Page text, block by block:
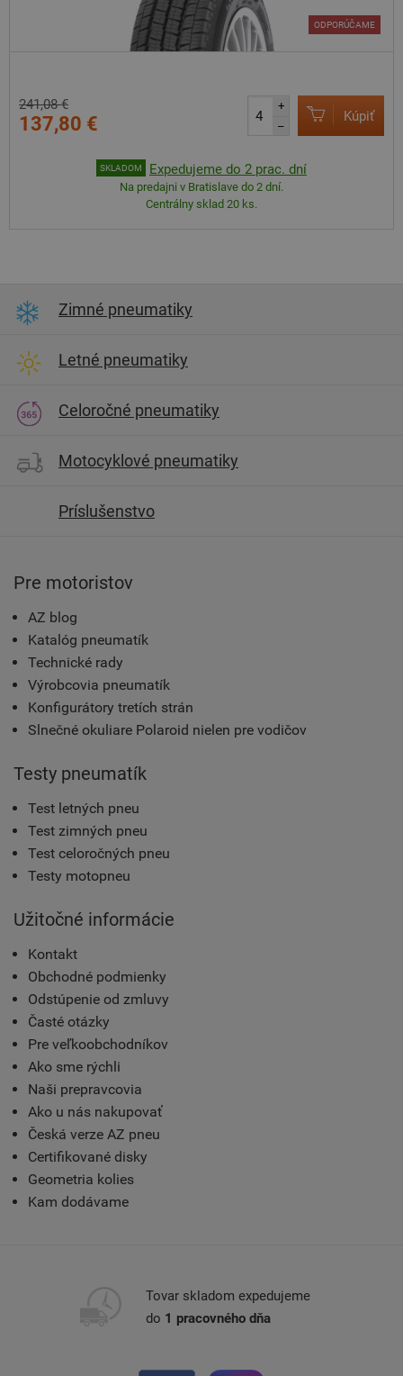
ODPORÚČAME
241,08 €
137,80 €
+
–
Kúpiť
SKLADOM Expedujeme do 2 prac. dní
Na predajni v Bratislave do 2 dní.
Centrálny sklad 20 ks.
Zimné pneumatiky
Letné pneumatiky
Celoročné pneumatiky
Motocyklové pneumatiky
Príslušenstvo
Pre motoristov
AZ blog
Katalóg pneumatík
Technické rady
Výrobcovia pneumatík
Konfigurátory tretích strán
Slnečné okuliare Polaroid nielen pre vodičov
Testy pneumatík
Test letných pneu
Test zimných pneu
Test celoročných pneu
Testy motopneu
Užitočné informácie
Kontakt
Obchodné podmienky
Odstúpenie od zmluvy
Časté otázky
Pre veľkoobchodníkov
Ako sme rýchli
Naši prepravcovia
Ako u nás nakupovať
Česká verze AZ pneu
Certifikované disky
Geometria kolies
Kam dodávame
Tovar skladom expedujeme
do 1 pracovného dňa